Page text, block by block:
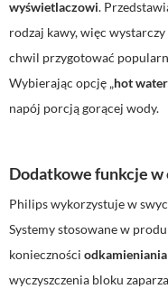
wyświetlaczowi.
rodzaj kawy, więc
chwil przygotować
Wybierając opcję „hot water
napój porcją gorącej wody.
Dodatkowe funkcje w
Philips wykorzystuje w
Systemy stosowane w
konieczności
wyczyszczenia bloku